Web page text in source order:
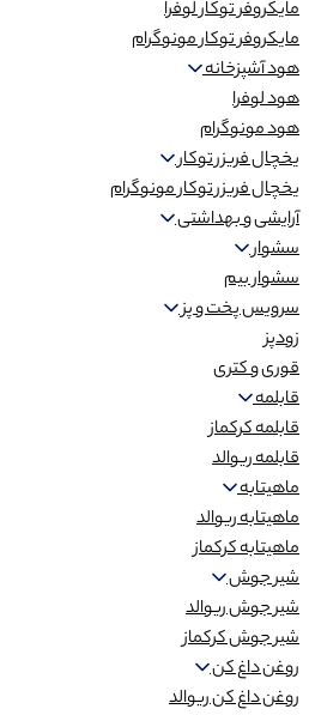
مایکروفر توکار لوفرا
مایکروفر توکار مونوگرام
هود آشپزخانه
هود لوفرا
هود مونوگرام
یخچال فریزر توکار
یخچال فریزر توکار مونوگرام
آرایشی و بهداشتی
سشوار
سشوار بیم
سرویس پخت و پز
زودپز
قوری و کتری
قابلمه
قابلمه کرکماز
قابلمه ریوالد
ماهیتابه
ماهیتابه ریوالد
ماهیتابه کرکماز
شیر جوش
شیر جوش ریوالد
شیر جوش کرکماز
روغن داغ کن
روغن داغ کن ریوالد